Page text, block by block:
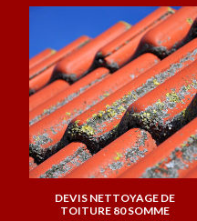
DEVIS NETTOYAGE DE
TOITURE 80 SOMME